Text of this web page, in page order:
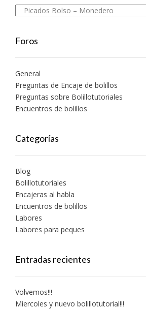
Foros
General
Preguntas de Encaje de bolillos
Preguntas sobre Bolillotutoriales
Encuentros de bolillos
Categorías
Blog
Bolillotutoriales
Encajeras al habla
Encuentros de bolillos
Labores
Labores para peques
Entradas recientes
Volvemos!!!
Miercoles y nuevo bolillotutorial!!!